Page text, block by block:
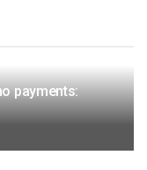
payments: